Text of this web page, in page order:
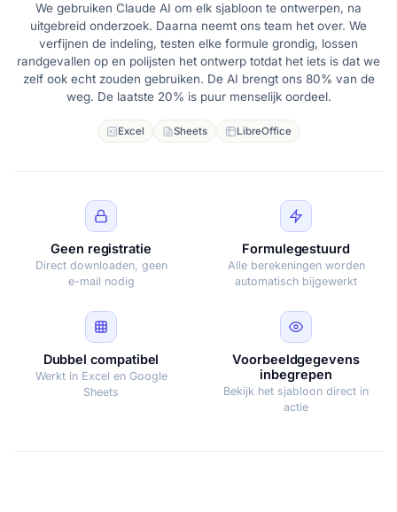
We gebruiken Claude AI om elk sjabloon te ontwerpen, na
uitgebreid onderzoek. Daarna neemt ons team het over. We
verfijnen de indeling, testen elke formule grondig, lossen
randgevallen op en polijsten het ontwerp totdat het iets is dat we
zelf ook echt zouden gebruiken. De AI brengt ons 80% van de
weg. De laatste 20% is puur menselijk oordeel.
Excel Sheets LibreOffice
Geen registratie
Direct downloaden, geen
e-mail nodig
Formulegestuurd
Alle berekeningen worden
automatisch bijgewerkt
Dubbel compatibel
Werkt in Excel en Google
Sheets
Voorbeeldgegevens
inbegrepen
Bekijk het sjabloon direct in
actie